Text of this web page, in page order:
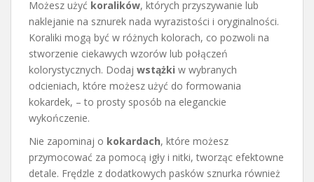
Możesz użyć koralików, których przyszywanie lub
naklejanie na sznurek nada wyrazistości i oryginalności.
Koraliki mogą być w różnych kolorach, co pozwoli na
stworzenie ciekawych wzorów lub połączeń
kolorystycznych. Dodaj wstążki w wybranych
odcieniach, które możesz użyć do formowania
kokardek, – to prosty sposób na eleganckie
wykończenie.
Nie zapominaj o kokardach, które możesz
przymocować za pomocą igły i nitki, tworząc efektowne
detale. Frędzle z dodatkowych pasków sznurka również